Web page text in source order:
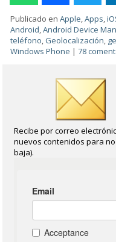
Publicado en Apple,Apps,
Android,Android Device
teléfono, Geolocalización,
Windows Phone |78
Recibe por correo
nuevos contenidos para
baja).